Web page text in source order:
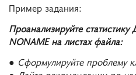
Пример задания:
Проанализируйте статистику
NONAME на листах файла:
● Сформулируйте проблему